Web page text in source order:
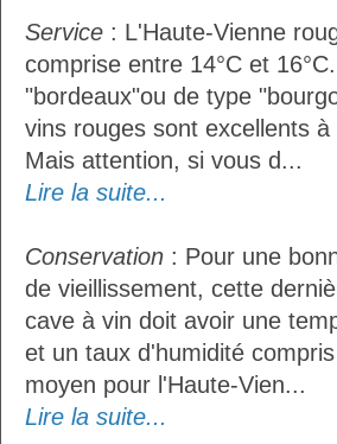
Service : L'Haute-Vienne
comprise entre 14°C et
"bordeaux"ou de type
vins rouges sont excellents
Mais attention, si vous d...
Lire la suite...
Conservation : Pour une
de vieillissement, cette
cave à vin doit avoir une
et un taux d'humidité
moyen pour l'Haute-Vien...
Lire la suite...